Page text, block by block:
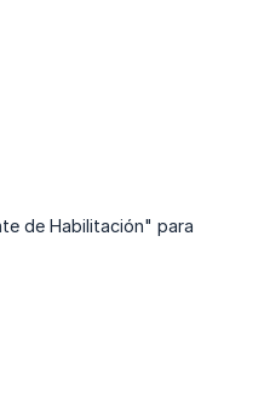
de Habilitación" para